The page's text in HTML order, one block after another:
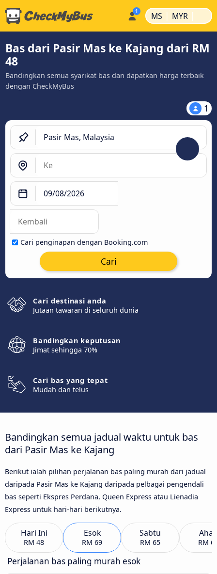
MS | MYR |
Bas dari Pasir Mas ke Kajang dari RM
48
Bandingkan semua syarikat bas dan dapatkan harga terbaik
dengan CheckMyBus
1
Cari penginapan dengan Booking.com
Cari
Cari destinasi anda
Jutaan tawaran di seluruh dunia
Bandingkan keputusan
Jimat sehingga 70%
Cari bas yang tepat
Mudah dan telus
Bandingkan semua jadual waktu untuk bas
dari Pasir Mas ke Kajang
Berikut ialah pilihan perjalanan bas paling murah dari jadual
daripada Pasir Mas ke Kajang daripada pelbagai pengendali
bas seperti Ekspres Perdana, Queen Express atau Lienadia
Express untuk hari-hari berikutnya.
Hari Ini
RM 48
Esok
RM 69
Sabtu
RM 65 RM
Perjalanan bas paling murah esok